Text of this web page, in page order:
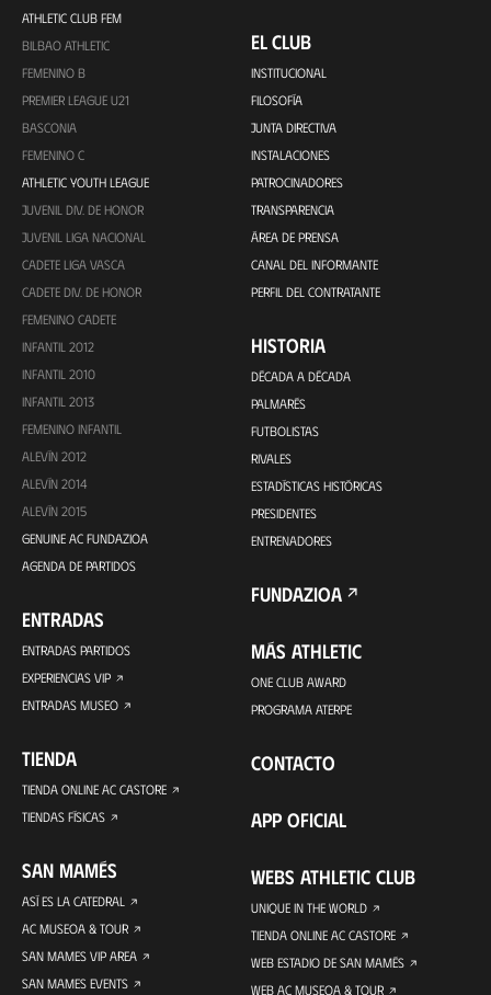
ATHLETIC CLUB FEM
BILBAO ATHLETIC
FEMENINO B
PREMIER LEAGUE U21
BASCONIA
FEMENINO C
ATHLETIC YOUTH LEAGUE
JUVENIL DIV. DE HONOR
JUVENIL LIGA NACIONAL
CADETE LIGA VASCA
CADETE DIV. DE HONOR
FEMENINO CADETE
INFANTIL 2012
INFANTIL 2010
INFANTIL 2013
FEMENINO INFANTIL
ALEVÍN 2012
ALEVÍN 2014
ALEVÍN 2015
GENUINE AC FUNDAZIOA
AGENDA DE PARTIDOS
ENTRADAS
ENTRADAS PARTIDOS
EXPERIENCIAS VIP
ENTRADAS MUSEO
TIENDA
TIENDA ONLINE AC CASTORE
TIENDAS FÍSICAS
SAN MAMÉS
ASÍ ES LA CATEDRAL
AC MUSEOA & TOUR
SAN MAMES VIP AREA
SAN MAMES EVENTS
EL CLUB
INSTITUCIONAL
FILOSOFÍA
JUNTA DIRECTIVA
INSTALACIONES
PATROCINADORES
TRANSPARENCIA
ÁREA DE PRENSA
CANAL DEL INFORMANTE
PERFIL DEL CONTRATANTE
HISTORIA
DÉCADA A DÉCADA
PALMARÉS
FUTBOLISTAS
RIVALES
ESTADÍSTICAS HISTÓRICAS
PRESIDENTES
ENTRENADORES
FUNDAZIOA
MÁS ATHLETIC
ONE CLUB AWARD
PROGRAMA ATERPE
CONTACTO
APP OFICIAL
WEBS ATHLETIC CLUB
UNIQUE IN THE WORLD
TIENDA ONLINE AC CASTORE
WEB ESTADIO DE SAN MAMÉS
WEB AC MUSEOA & TOUR